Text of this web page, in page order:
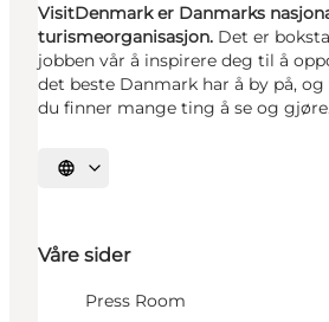
VisitDenmark er Danmarks
turismeorganisasjon. Det er
jobben vår å inspirere deg til å
det beste Danmark har å by på, og
du finner mange ting å se og
Velg språk
Våre sider
Press Room